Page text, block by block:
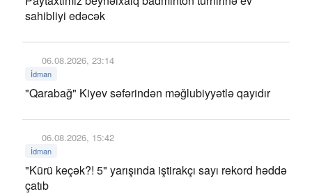
sahibliyi edəcək
06.08.2026, 23:14
İdman
"Qarabağ" Kiyev səfərindən məğlubiyyətlə qayıdır
06.08.2026, 15:42
İdman
"Kürü keçək?! 5" yarışında iştirakçı sayı rekord həddə
çatıb